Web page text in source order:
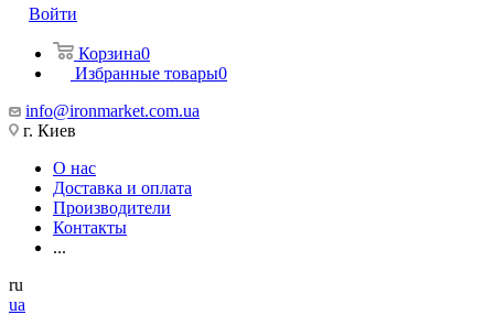
Войти
Корзина0
Избранные товары0
info@ironmarket.com.ua
г. Киев
О нас
Доставка и оплата
Производители
Контакты
...
ru
ua